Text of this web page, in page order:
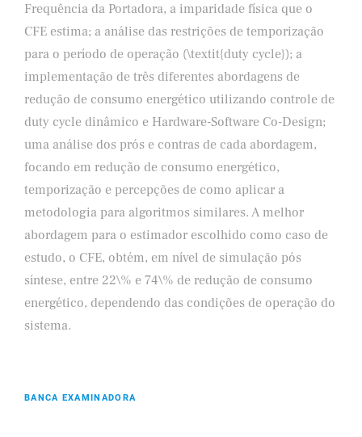
Frequência da Portadora, a imparidade física que o
CFE estima; a análise das restrições de temporização
para o período de operação (\textit{duty cycle}); a
implementação de três diferentes abordagens de
redução de consumo energético utilizando controle de
duty cycle dinâmico e Hardware-Software Co-Design;
uma análise dos prós e contras de cada abordagem,
focando em redução de consumo energético,
temporização e percepções de como aplicar a
metodologia para algoritmos similares. A melhor
abordagem para o estimador escolhido como caso de
estudo, o CFE, obtém, em nível de simulação pós
síntese, entre 22\% e 74\% de redução de consumo
energético, dependendo das condições de operação do
sistema.
BANCA EXAMINADORA